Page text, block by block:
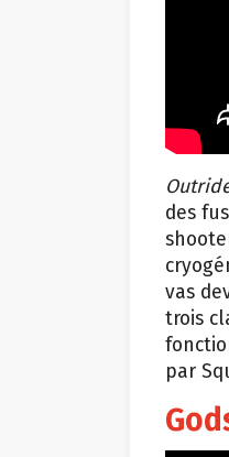
des
vas
trois
par